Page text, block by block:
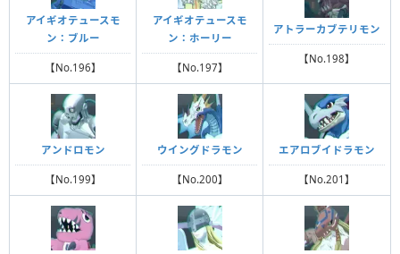
アイギオテュースモ
ン：ブルー
【No.196】
アイギオテュースモ
ン：ホーリー
【No.197】
アトラーカブテリモン
【No.198】
アンドロモン
【No.199】
ウイングドラモン
【No.200】
エアロブイドラモン
【No.201】